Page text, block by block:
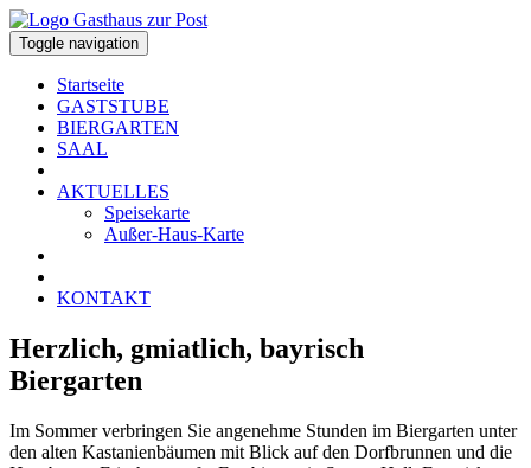
Toggle navigation
Startseite
GASTSTUBE
BIERGARTEN
SAAL
AKTUELLES
Speisekarte
Außer-Haus-Karte
KONTAKT
Herzlich, gmiatlich, bayrisch
Biergarten
Im Sommer verbringen Sie angenehme Stunden im Biergarten unter
den alten Kastanienbäumen mit Blick auf den Dorfbrunnen und die